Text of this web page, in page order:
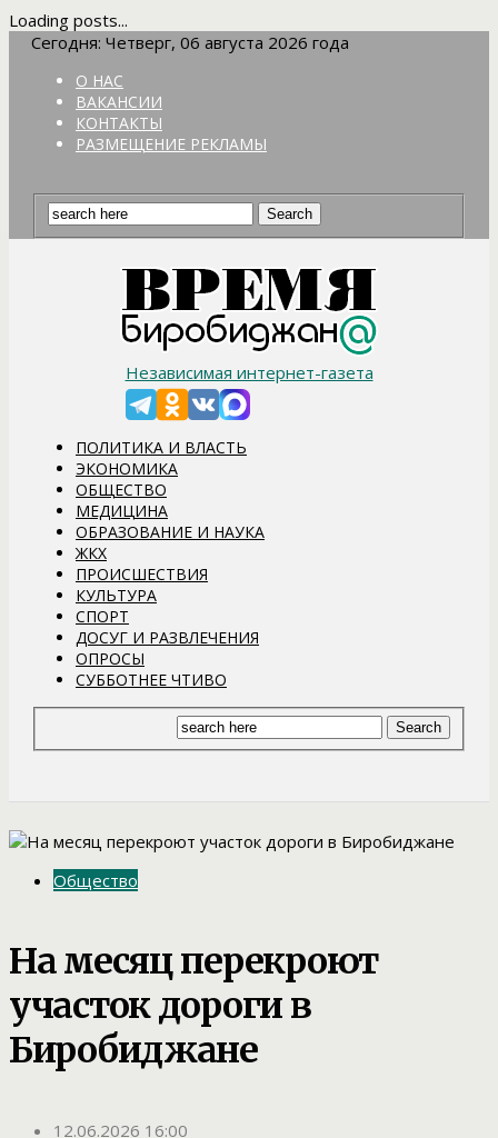
Loading posts...
Сегодня: Четверг, 06 августа 2026 года
О НАС
ВАКАНСИИ
КОНТАКТЫ
РАЗМЕЩЕНИЕ РЕКЛАМЫ
Независимая интернет-газета
ПОЛИТИКА И ВЛАСТЬ
ЭКОНОМИКА
ОБЩЕСТВО
МЕДИЦИНА
ОБРАЗОВАНИЕ И НАУКА
ЖКХ
ПРОИСШЕСТВИЯ
КУЛЬТУРА
СПОРТ
ДОСУГ И РАЗВЛЕЧЕНИЯ
ОПРОСЫ
СУББОТНЕЕ ЧТИВО
Общество
На месяц перекроют
участок дороги в
Биробиджане
12.06.2026 16:00